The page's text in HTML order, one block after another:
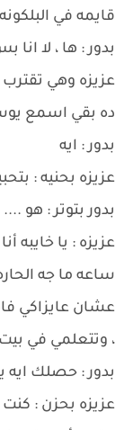
قايمه في
بدور : ها ، لا
عزيزه وهي تقترب
ده بقي اسمع
بدور : ايه
عزيزه بحنيه :
بدور بتوتر : هو
عزيزه : يا خايبه
ساعه ما جه
عشان عايزاكي
، وتتعلمي في
بدور : حصلك ايه